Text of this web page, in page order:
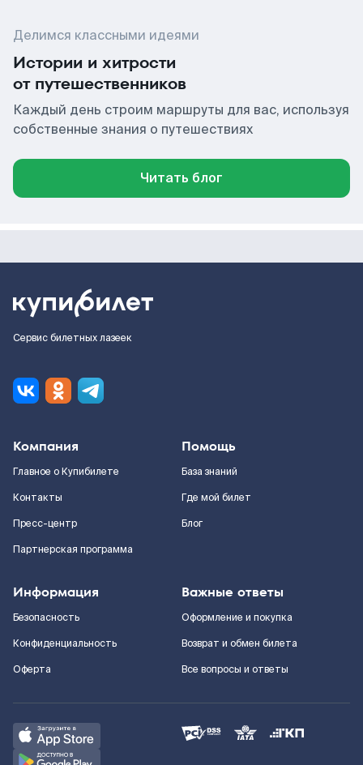
Делимся классными идеями
Истории и хитрости
от путешественников
Каждый день строим маршруты для вас, используя
собственные знания о путешествиях
Читать блог
Сервис билетных лазеек
Компания
Главное о Купибилете
Контакты
Пресс-центр
Партнерская программа
Помощь
База знаний
Где мой билет
Блог
Информация
Безопасность
Конфиденциальность
Оферта
Важные ответы
Оформление и покупка
Возврат и обмен билета
Все вопросы и ответы